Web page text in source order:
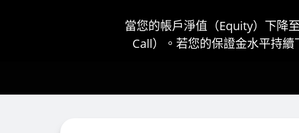
當您的帳戶淨值（Equity）下降
Call）。若您的保證金水平持